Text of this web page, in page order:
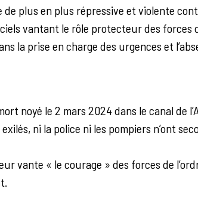
plus en plus répressive et violente
vantant le rôle protecteur des forces
la prise en charge des urgences et
noyé le 2 mars 2024 dans le canal de
ni la police ni les pompiers n’ont
vante « le courage » des forces de